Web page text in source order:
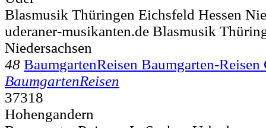
Blasmusik Thüringen Eichsfeld Hessen
uderaner-musikanten.de Blasmusik
Niedersachsen
48 BaumgartenReisen Baumgarten-Reisen
BaumgartenReisen
37318
Hohengandern